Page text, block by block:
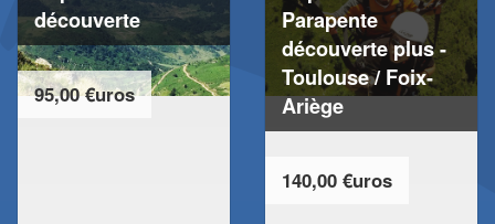
découverte
95,00 €uros
Parapente
découverte plus -
Toulouse / Foix-
Ariège
140,00 €uros